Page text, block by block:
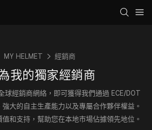
MY HELMET 經銷商
我的獨家經銷商
球經銷商網絡，即可獲得我們通過 ECE/DOT
大的自主生產能力以及專屬合作夥伴權益。
和支持，幫助您在本地市場佔據領先地位。